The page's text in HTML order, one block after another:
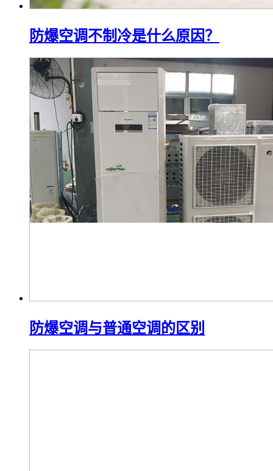
防爆空调不制冷是什么原因？
防爆空调与普通空调的区别